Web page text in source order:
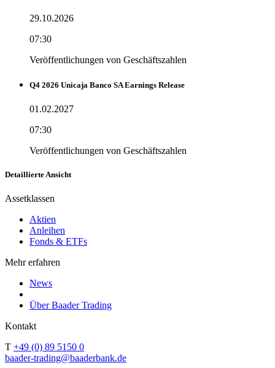
29.10.2026
07:30
Veröffentlichungen von Geschäftszahlen
Q4 2026 Unicaja Banco SA Earnings Release
01.02.2027
07:30
Veröffentlichungen von Geschäftszahlen
Detaillierte Ansicht
Assetklassen
Aktien
Anleihen
Fonds & ETFs
Mehr erfahren
News
Über Baader Trading
Kontakt
T +49 (0) 89 5150 0
baader-trading@baaderbank.de